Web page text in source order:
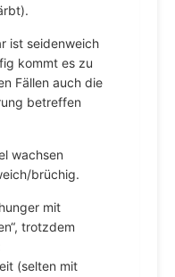
ist seidenweich
kommt es zu
Fällen auch die
betreffen
wachsen
brüchig.
mit
trotzdem
(selten mit